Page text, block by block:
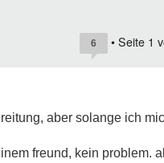
6 • Seite 1
aber solange ich
freund, kein problem.